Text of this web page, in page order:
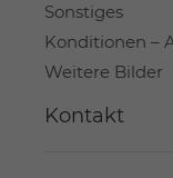
Sonstiges
Konditionen –
Weitere Bilder
Kontakt